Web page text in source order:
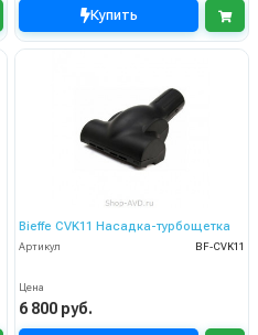
Купить
Bieffe CVK11 Насадка-турбощетка
Артикул BF-CVK11
Цена
6 800 руб.